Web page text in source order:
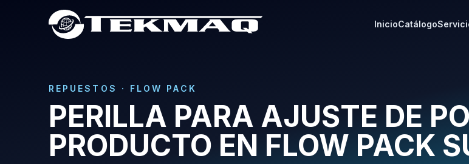
InicioCatálogo
REPUESTOS · FLOW PACK
PERILLA PARA AJUSTE DE
PRODUCTO EN FLOW PACK